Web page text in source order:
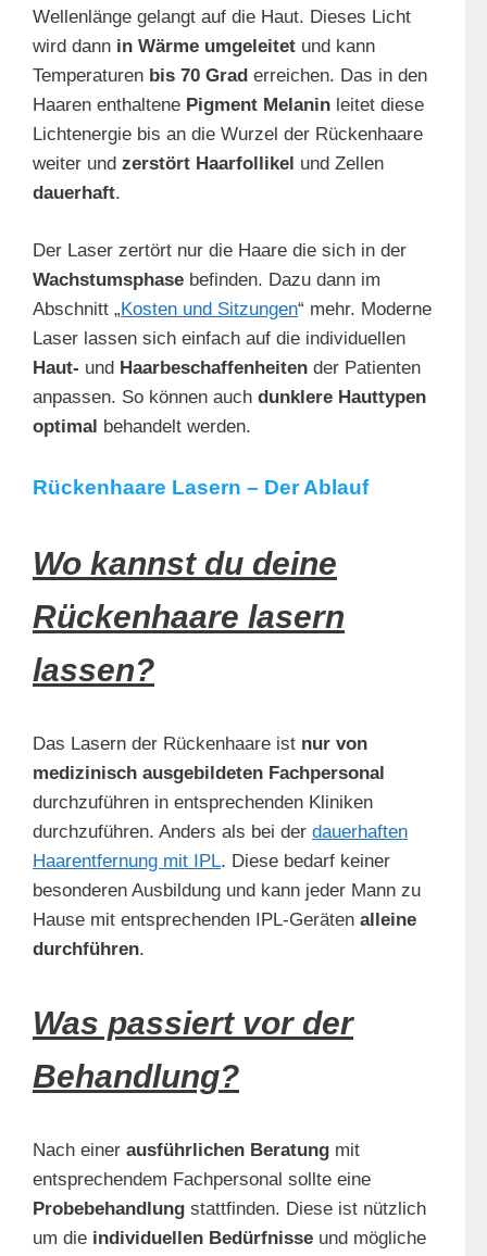
Wellenlänge gelangt auf die Haut. Dieses Licht
wird dann in Wärme umgeleitet und kann
Temperaturen bis 70 Grad erreichen. Das in den
Haaren enthaltene Pigment Melanin leitet diese
Lichtenergie bis an die Wurzel der Rückenhaare
weiter und zerstört Haarfollikel und Zellen
dauerhaft.
Der Laser zertört nur die Haare die sich in der
Wachstumsphase befinden. Dazu dann im
Abschnitt „Kosten und Sitzungen“ mehr. Moderne
Laser lassen sich einfach auf die individuellen
Haut- und Haarbeschaffenheiten der Patienten
anpassen. So können auch dunklere Hauttypen
optimal behandelt werden.
Rückenhaare Lasern – Der Ablauf
Wo kannst du deine
Rückenhaare lasern
lassen?
Das Lasern der Rückenhaare ist nur von
medizinisch ausgebildeten Fachpersonal
durchzuführen in entsprechenden Kliniken
durchzuführen. Anders als bei der dauerhaften
Haarentfernung mit IPL. Diese bedarf keiner
besonderen Ausbildung und kann jeder Mann zu
Hause mit entsprechenden IPL-Geräten alleine
durchführen.
Was passiert vor der
Behandlung?
Nach einer ausführlichen Beratung mit
entsprechendem Fachpersonal sollte eine
Probebehandlung stattfinden. Diese ist nützlich
um die individuellen Bedürfnisse und mögliche